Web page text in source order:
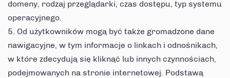
domeny, rodzaj przeglądarki, czas dostępu, typ systemu
operacyjnego.
Od użytkowników mogą być także gromadzone dane
nawigacyjne, w tym informacje o linkach i odnośnikach,
w które zdecydują się kliknąć lub innych czynnościach,
podejmowanych na stronie internetowej. Podstawą